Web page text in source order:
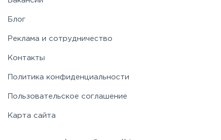
Блог
Реклама и сотрудничество
Контакты
Политика конфиденциальности
Пользовательское соглашение
Карта сайта